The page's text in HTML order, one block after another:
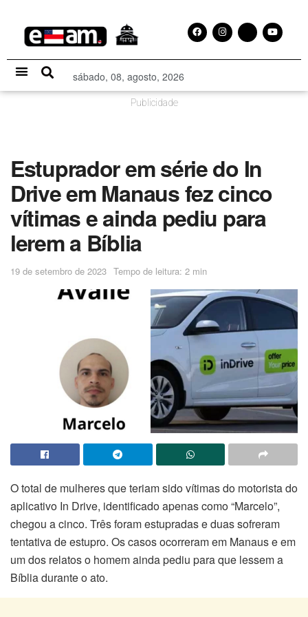
sábado, 08, agosto, 2026
Publicidade
Estuprador em série do In
Drive em Manaus fez cinco
vítimas e ainda pediu para
lerem a Bíblia
19 de setembro de 2023 Tempo de leitura: 2 min
O total de mulheres que teriam sido vítimas do motorista do
aplicativo In Drive, identificado apenas como “Marcelo”,
chegou a cinco. Três foram estupradas e duas sofreram
tentativa de estupro. Os casos ocorreram em Manaus e em
um dos relatos o homem ainda pediu para que lessem a
Bíblia durante o ato.